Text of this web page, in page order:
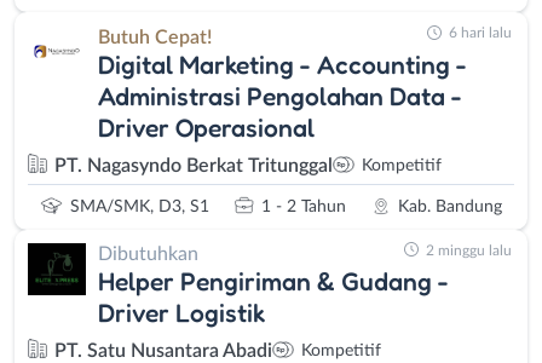
Butuh Cepat!
Digital Marketing - Accounting -
Administrasi Pengolahan Data -
Driver Operasional
PT. Nagasyndo Berkat Tritunggal Kompetitif
SMA/SMK, D3, S1 1 - 2 Tahun Kab. Bandung
6 hari lalu
Dibutuhkan
Helper Pengiriman & Gudang -
Driver Logistik
PT. Satu Nusantara Abadi Kompetitif
2 minggu lalu